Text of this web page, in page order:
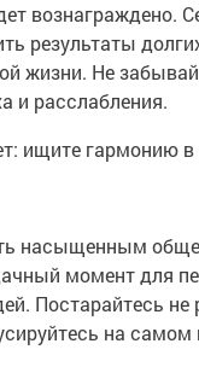
вознаграждено.
результаты
жизни. Не
и расслабления.
ищите гармонию
насыщенным
момент для
Постарайтесь не
на